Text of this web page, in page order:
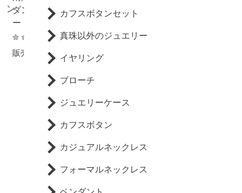
ダント 約10.0mm シルバ
ー SV ゴールド染 セミラ
ウンド～ドロップ
販売価格 19,800円 税込
一粒 スタッドピアス 約8.
14WG 結婚式 冠婚葬祭 成
カフスボタンセット
真珠以外のジュエリー
イヤリング
ブローチ
ジュエリーケース
カフスボタン
カジュアルネックレス
フォーマルネックレス